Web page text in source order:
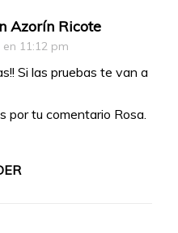
Azorín Ricote
11:12 pm
Si las pruebas te van a
por tu comentario Rosa.